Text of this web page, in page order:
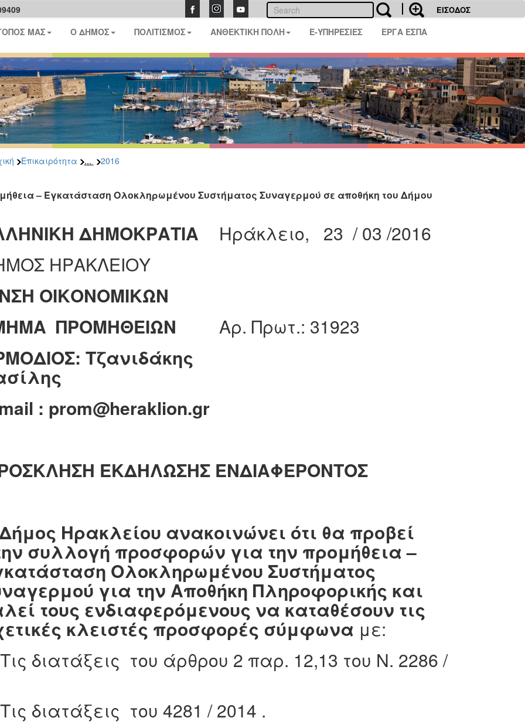
ΕΙΣΟΔΟΣ
ΜΑΣ Ο ΔΗΜΟΣ ΠΟΛΙΤΙΣΜΟΣ ΑΝΘΕΚΤΙΚΗ ΠΟΛΗ E-ΥΠΗΡΕΣΙΕΣ ΕΡΓΑ ΕΣΠΑ
Επικαιρότητα ... 2016
– Εγκατάσταση Ολοκληρωμένου Συστήματος Συναγερμού σε αποθήκη του Δήμου
ΔΗΜΟΚΡΑΤΙΑ
ΗΡΑΚΛΕΙΟΥ
ΟΙΚΟΝΟΜΙΚΩΝ
ΠΡΟΜΗΘΕΙΩΝ
Τζανιδάκης
: prom@heraklion.gr
Ηράκλειο, 23 / 03 /2016
Aρ. Πρωτ.: 31923
ΕΚΔΗΛΩΣΗΣ ΕΝΔΙΑΦΕΡΟΝΤΟΣ
Ηρακλείου ανακοινώνει ότι θα προβεί
συλλογή προσφορών για την προμήθεια –
Ολοκληρωμένου Συστήματος
για την Αποθήκη Πληροφορικής και
τους ενδιαφερόμενους να καταθέσουν τις
κλειστές προσφορές σύμφωνα με:
διατάξεις του άρθρου 2 παρ. 12,13 του Ν. 2286 /
διατάξεις του 4281 / 2014 .